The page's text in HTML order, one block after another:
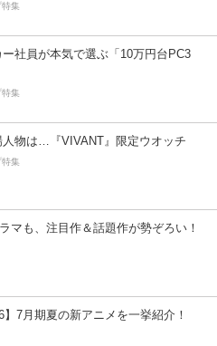
特集
社員が本気で選ぶ「10万円台PC3
特集
人物は…『VIVANT』限定ウオッチ
特集
マも、注目作＆話題作が勢ぞろい！
】7月期夏の新アニメを一挙紹介！